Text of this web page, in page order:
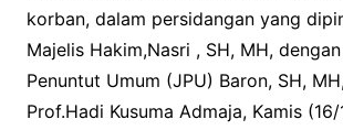
korban, dalam persidangan yang
Majelis Hakim,Nasri , SH, MH,
Penuntut Umum (JPU) Baron, SH,
Prof.Hadi Kusuma Admaja, Kamis